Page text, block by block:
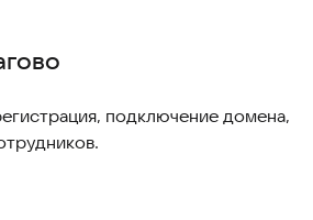
подключение домена,